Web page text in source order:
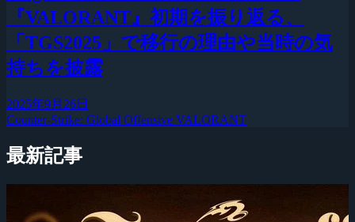
『VALORANT』初期を振り返る、
「TGS2025」で移行の理由や当時の気
持ちを披露
2025年9月26日
Counter-Strike: Global Offensive VALORANT
最新記事